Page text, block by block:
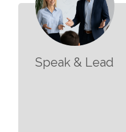
Speak & Lead